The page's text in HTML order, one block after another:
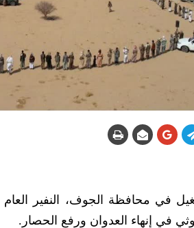
في محافظة الجوف، النفير العام
في إنهاء العدوان ورفع الحصار.